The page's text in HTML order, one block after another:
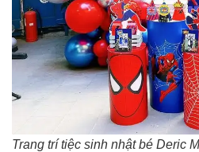
Trang trí tiệc sinh nhật bé Deric